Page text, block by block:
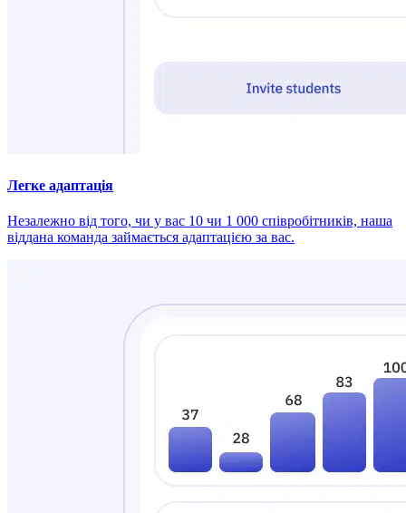
Легке адаптація
Незалежно від того, чи у вас 10 чи 1 000 співробітників, наша
віддана команда займається адаптацією за вас.